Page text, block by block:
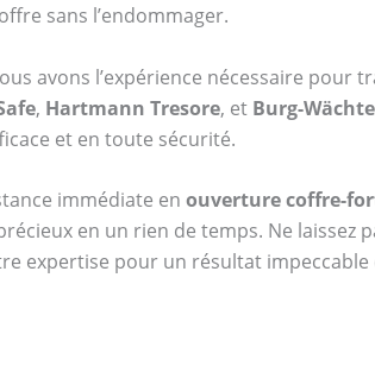
sans l’endommager.
avons l’expérience nécessaire pour
, Hartmann Tresore, et Burg-
et en toute sécurité.
immédiate en ouverture coffre-
en un rien de temps. Ne
expertise pour un résultat